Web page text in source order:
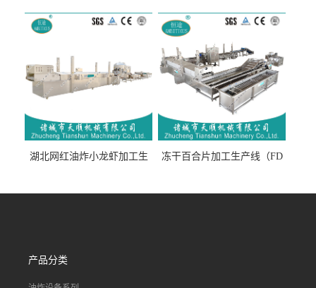
流水线）
湖北网红油炸小龙虾加工生
线）
冻干百合片加工生产线（FD
线）
产品分类